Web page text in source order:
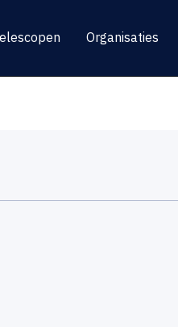
Organisaties